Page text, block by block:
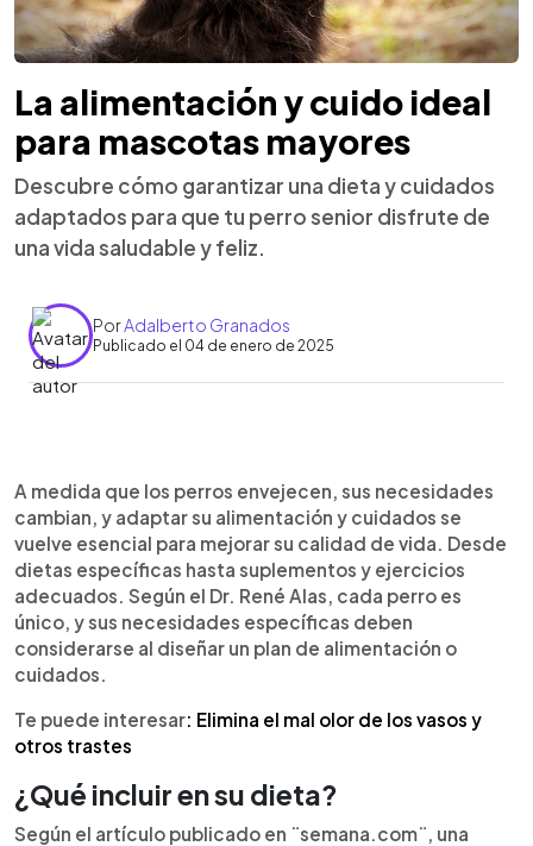
La alimentación y cuido ideal
para mascotas mayores
Descubre cómo garantizar una dieta y cuidados
adaptados para que tu perro senior disfrute de
una vida saludable y feliz.
PorAdalberto Granados
Publicado el 04 de enero de 2025
► Escuchar artículo
A medida que los perros envejecen, sus necesidades
cambian, y adaptar su alimentación y cuidados se
vuelve esencial para mejorar su calidad de vida. Desde
dietas específicas hasta suplementos y ejercicios
adecuados. Según el Dr. René Alas, cada perro es
único, y sus necesidades específicas deben
considerarse al diseñar un plan de alimentación o
cuidados.
Te puede interesar: Elimina el mal olor de los vasos y
otros trastes
¿Qué incluir en su dieta?
Según el artículo publicado en ¨semana.com¨, una